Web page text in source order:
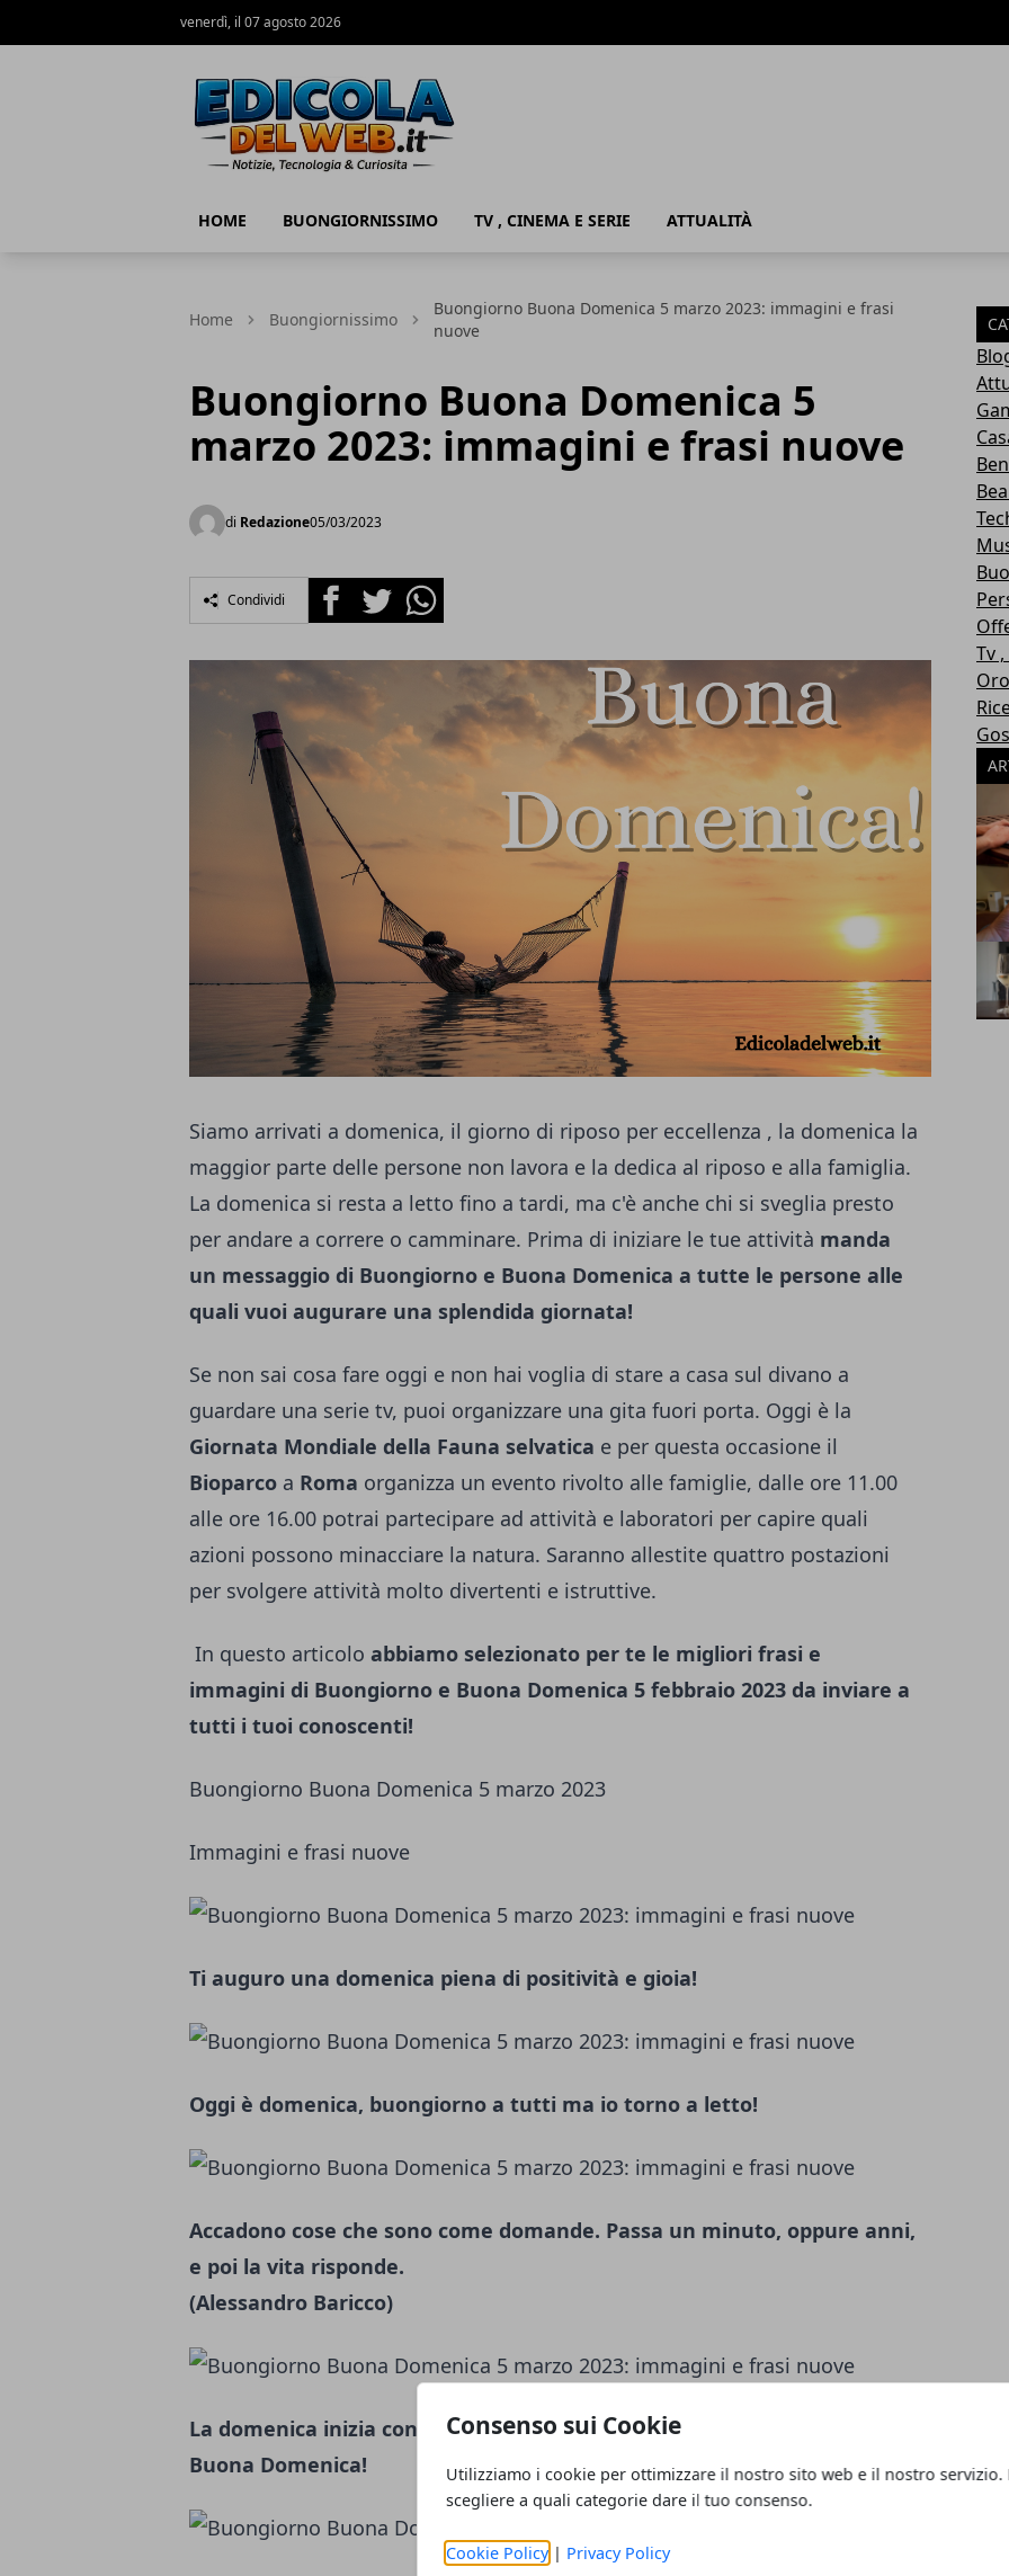
Consenso sui Cookie
Utilizziamo i cookie per ottimizzare il nostro sito web e il nostro servizio.
scegliere a quali categorie dare il tuo consenso.
Cookie Policy| Privacy Policy
venerdì, il 07 agosto 2026
HOME BUONGIORNISSIMO TV , CINEMA E SERIE ATTUALITÀ
Home Buongiornissimo
Buongiorno Buona Domenica 5 marzo 2023: immagini e frasi
nuove
Buongiorno Buona Domenica 5
marzo 2023: immagini e frasi nuove
di Redazione05/03/2023
Condividi FacebookTwitterWhatsapp
Siamo arrivati a domenica, il giorno di riposo per eccellenza , la domenica la
maggior parte delle persone non lavora e la dedica al riposo e alla famiglia.
La domenica si resta a letto fino a tardi, ma c'è anche chi si sveglia presto
per andare a correre o camminare. Prima di iniziare le tue attività manda
un messaggio di Buongiorno e Buona Domenica a tutte le persone alle
quali vuoi augurare una splendida giornata!
Se non sai cosa fare oggi e non hai voglia di stare a casa sul divano a
guardare una serie tv, puoi organizzare una gita fuori porta. Oggi è la
Giornata Mondiale della Fauna selvatica e per questa occasione il
Bioparco a Roma organizza un evento rivolto alle famiglie, dalle ore 11.00
alle ore 16.00 potrai partecipare ad attività e laboratori per capire quali
azioni possono minacciare la natura. Saranno allestite quattro postazioni
per svolgere attività molto divertenti e istruttive.
In questo articolo abbiamo selezionato per te le migliori frasi e
immagini di Buongiorno e Buona Domenica 5 febbraio 2023 da inviare a
tutti i tuoi conoscenti!
Buongiorno Buona Domenica 5 marzo 2023
Immagini e frasi nuove
Ti auguro una domenica piena di positività e gioia!
Oggi è domenica, buongiorno a tutti ma io torno a letto!
Accadono cose che sono come domande. Passa un minuto, oppure anni,
e poi la vita risponde.
(Alessandro Baricco)
La domenica inizia con la D come Divano...sarà un caso? Buongiorno e
Buona Domenica!
Tv